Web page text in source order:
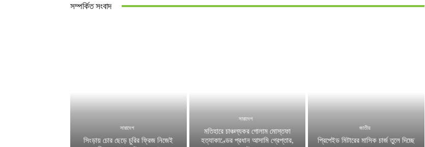
সম্পর্কিত সংবাদ
সারাদেশ
সিংড়ায় চোর ছেড়ে চুরির ফ্রিজ নিজেই
সারাদেশ
মতিহারে চাঞ্চল্যকর গোলাম মোস্তফা
হত্যাকাণ্ডের প্রধান আসামি গ্রেপ্তার,
জাতীয়
প্রিপেইড মিটারের মাসিক চার্জ তুলে দিচ্ছে